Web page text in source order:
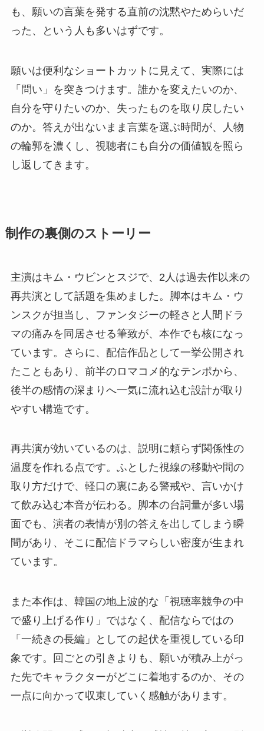
も、願いの言葉を発する直前の沈黙やためらいだ
った、という人も多いはずです。
願いは便利なショートカットに見えて、実際には
「問い」を突きつけます。誰かを変えたいのか、
自分を守りたいのか、失ったものを取り戻したい
のか。答えが出ないまま言葉を選ぶ時間が、人物
の輪郭を濃くし、視聴者にも自分の価値観を照ら
し返してきます。
制作の裏側のストーリー
主演はキム・ウビンとスジで、2人は過去作以来の
再共演として話題を集めました。脚本はキム・ウ
ンスクが担当し、ファンタジーの軽さと人間ドラ
マの痛みを同居させる筆致が、本作でも核になっ
ています。さらに、配信作品として一挙公開され
たこともあり、前半のロマコメ的なテンポから、
後半の感情の深まりへ一気に流れ込む設計が取り
やすい構造です。
再共演が効いているのは、説明に頼らず関係性の
温度を作れる点です。ふとした視線の移動や間の
取り方だけで、軽口の裏にある警戒や、言いかけ
て飲み込む本音が伝わる。脚本の台詞量が多い場
面でも、演者の表情が別の答えを出してしまう瞬
間があり、そこに配信ドラマらしい密度が生まれ
ています。
また本作は、韓国の地上波的な「視聴率競争の中
で盛り上げる作り」ではなく、配信ならではの
「一続きの長編」としての起伏を重視している印
象です。回ごとの引きよりも、願いが積み上がっ
た先でキャラクターがどこに着地するのか、その
一点に向かって収束していく感触があります。